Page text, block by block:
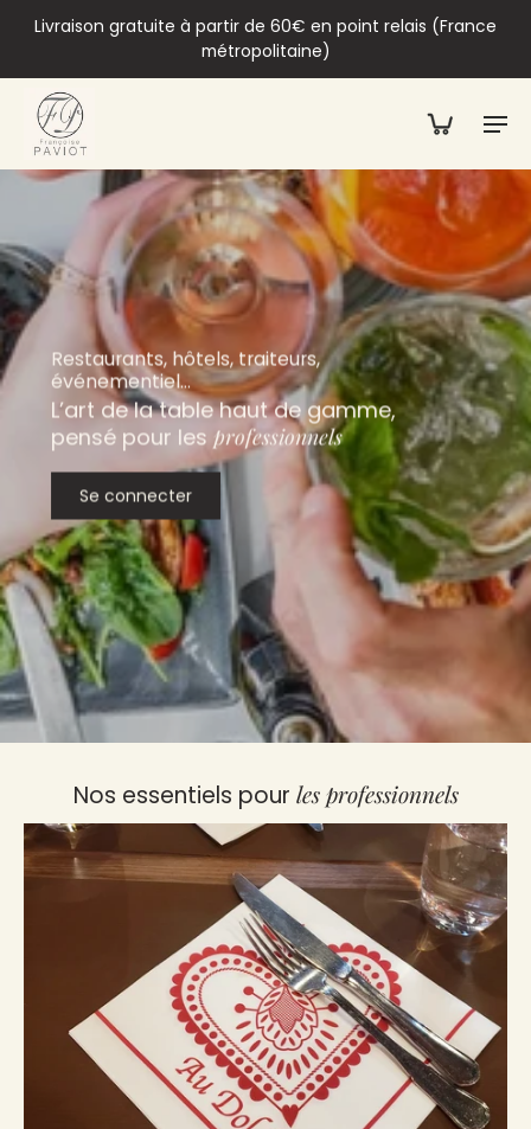
Livraison gratuite à partir de 60€ en point relais (France
métropolitaine)
Restaurants, hôtels, traiteurs,
événementiel…
L’art de la table haut de gamme,
pensé pour les professionnels
Se connecter
Nos essentiels pour les professionnels